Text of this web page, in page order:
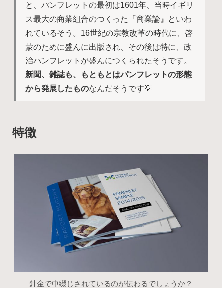
と、パンフレットの最初は1601年、当時イギリ
ス最大の商業組合のつくった『商業論』といわ
れているそう。16世紀の宗教改革の時代に、啓
蒙のために盛んに出版され、その後は特に、政
治パンフレットが盛んにつくられたそうです。
新聞、雑誌も、もともとはパンフレットの形態
から発展したものなんだそうです💡
特徴
針金で中綴じされているのが伝わるでしょうか？